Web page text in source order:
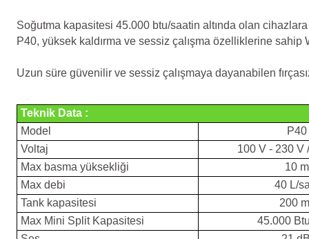
Soğutma kapasitesi 45.000 btu/saatin altında olan
P40, yüksek kaldırma ve sessiz çalışma özelliklerine sahip
Uzun süre güvenilir ve sessiz çalışmaya dayanabilen
Teknik Data :
Model
P40
Voltaj
100 V - 230 V
Max basma yüksekliği
10 m
Max debi
40 L/
Tank kapasitesi
200 ml
Max Mini Split Kapasitesi
45.000